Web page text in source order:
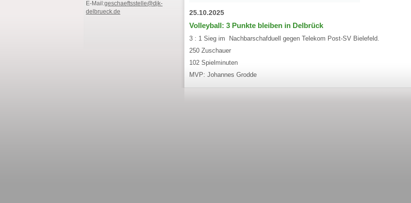
E-Mail:geschaeftsstelle@djk-
delbrueck.de
25.10.2025
Volleyball: 3 Punkte bleiben in Delbrück
3 : 1 Sieg im Nachbarschafduell gegen Telekom Post-SV Bielefeld.
250 Zuschauer
102 Spielminuten
MVP: Johannes Grodde